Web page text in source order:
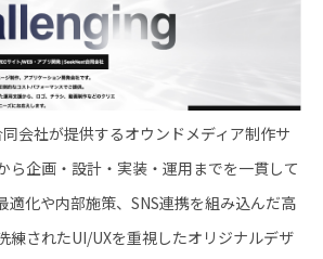
会社が提供するオウンドメディア制作サ
ら企画・設計・実装・運用までを一貫して
適化や内部施策、SNS連携を組み込んだ高
練されたUI/UXを重視したオリジナルデザ